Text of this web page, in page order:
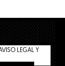
LEGAL Y